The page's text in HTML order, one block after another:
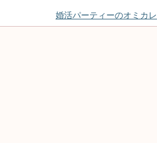
婚活パーティーのオミカレ